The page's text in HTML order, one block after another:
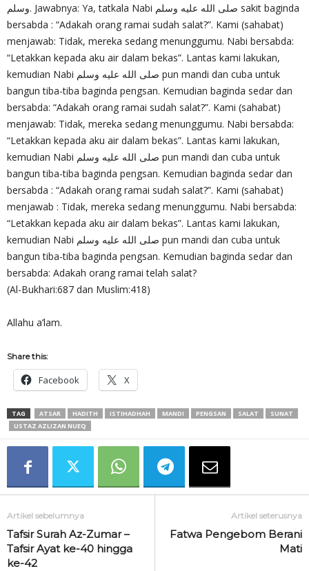
وسلم. Jawabnya: Ya, tatkala Nabi صلى الله عليه وسلم sakit baginda
bersabda : “Adakah orang ramai sudah salat?”. Kami (sahabat)
menjawab: Tidak, mereka sedang menunggumu. Nabi bersabda:
“Letakkan kepada aku air dalam bekas”. Lantas kami lakukan,
kemudian Nabi صلى الله عليه وسلم pun mandi dan cuba untuk
bangun tiba-tiba baginda pengsan. Kemudian baginda sedar dan
bersabda: “Adakah orang ramai sudah salat?”. Kami (sahabat)
menjawab: Tidak, mereka sedang menunggumu. Nabi bersabda:
“Letakkan kepada aku air dalam bekas”. Lantas kami lakukan,
kemudian Nabi صلى الله عليه وسلم pun mandi dan cuba untuk
bangun tiba-tiba baginda pengsan. Kemudian baginda sedar dan
bersabda : “Adakah orang ramai sudah salat?”. Kami (sahabat)
menjawab : Tidak, mereka sedang menunggumu. Nabi bersabda:
“Letakkan kepada aku air dalam bekas”. Lantas kami lakukan,
kemudian Nabi صلى الله عليه وسلم pun mandi dan cuba untuk
bangun tiba-tiba baginda pengsan. Kemudian baginda sedar dan
bersabda: Adakah orang ramai telah salat?
(Al-Bukhari:687 dan Muslim:418)
Allahu a’lam.
Share this:
Facebook X
TAG ATSAR HADITH ISTIHADHAH MANDI PENGSAN SALAT
SUNAT
USTAZ AZLIZAN NUEQ
Artikel sebelumnya
Tafsir Surah Az-Zumar –
Tafsir Ayat ke-40 hingga
ke-42
Artikel seterusnya
Fatwa Pengebom Berani
Mati